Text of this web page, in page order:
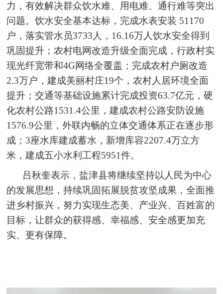
力，有效解决群众饮水难、用电难、通行难等突出
问题。饮水安全基本达标，完成水表安装 51170
户，落实管水员3733人，16.16万人饮水安全得到
巩固提升；农村电网改造升级全面完成，行政村实
现光纤宽带和4G网络全覆盖；完成农村户厕改造
2.3万户，建成美丽村庄19个，农村人居环境全面
提升；交通等基础设施累计完成投资63.7亿元，硬
化农村公路1531.4公里，建成农村公路安防设施
1576.9公里，外联内畅的立体交通体系正在逐步形
成；3座水库建成蓄水，新增库容2207.4万立方
米，建成五小水利工程5951件。
吕秋奎表示，盐津县将继续坚持以人民为中心
的发展思想，持续巩固拓展脱贫攻坚成果，全面推
进乡村振兴，努力实现生态美、产业兴、百姓富的
目标，让群众的获得感、幸福感、安全感更加充
实、更有保障。